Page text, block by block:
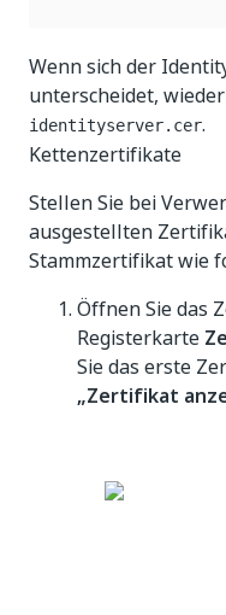
Wenn sich der
unterscheidet,
identityserver.cer.
Kettenzertifikate
Stellen Sie bei
ausgestellten
Stammzertifikat wie
Öffnen Sie das
Registerkarte
Sie das erste
„Zertifikat